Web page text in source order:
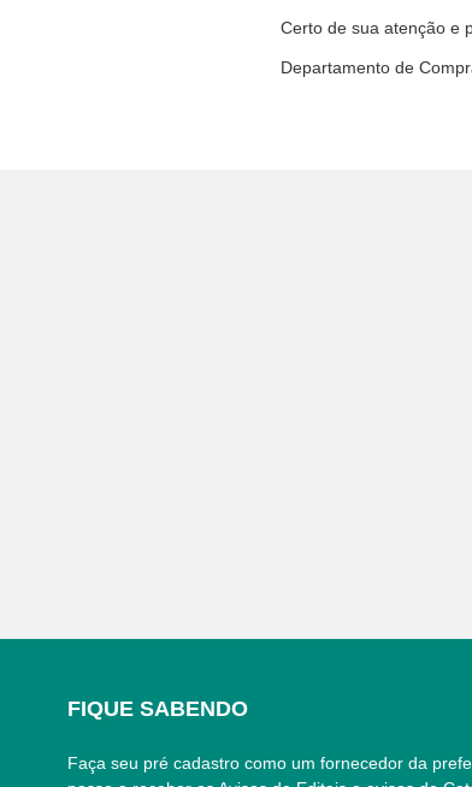
Certo de sua atenção e
Departamento de
FIQUE SABENDO
Faça seu pré cadastro como um fornecedor da